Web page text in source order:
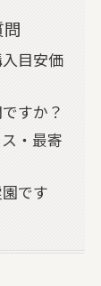
目安価
すか？
・最寄
です